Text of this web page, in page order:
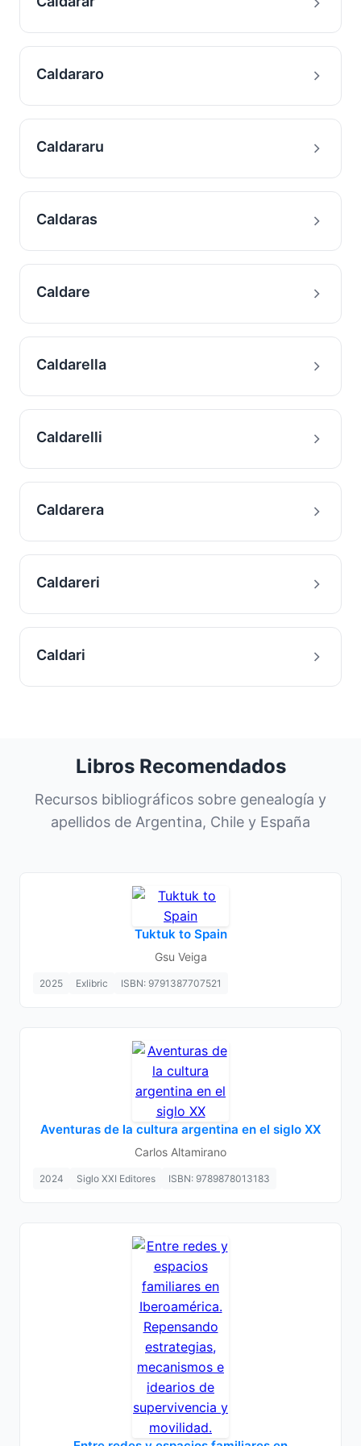
Caldararo
Caldararu
Caldaras
Caldare
Caldarella
Caldarelli
Caldarera
Caldareri
Caldari
Libros Recomendados
Recursos bibliográficos sobre genealogía y
apellidos de Argentina, Chile y España
Tuktuk to Spain
Gsu Veiga
2025 Exlibric ISBN: 9791387707521
Aventuras de la cultura argentina en el siglo XX
Carlos Altamirano
2024 Siglo XXI Editores ISBN: 9789878013183